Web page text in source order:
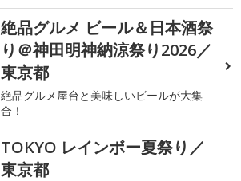
絶品グルメ ビール＆日本酒祭
り＠神田明神納涼祭り2026／
東京都
絶品グルメ屋台と美味しいビールが大集
合！
TOKYO レインボー夏祭り／
東京都